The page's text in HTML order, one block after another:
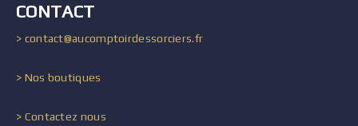
CONTACT
> contact@aucomptoirdessorciers.fr
> Nos boutiques
> Contactez nous